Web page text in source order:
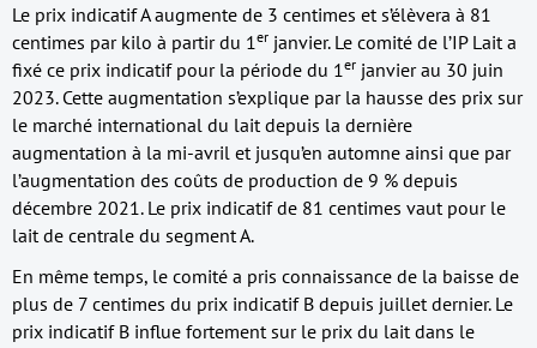
Le prix indicatif A augmente de 3 centimes et s’élèvera à 81
centimes par kilo à partir du 1 er janvier. Le comité de l’IP Lait a
fixé ce prix indicatif pour la période du 1 er janvier au 30 juin
2023. Cette augmentation s’explique par la hausse des prix sur
le marché international du lait depuis la dernière
augmentation à la mi-avril et jusqu’en automne ainsi que par
l’augmentation des coûts de production de 9 % depuis
décembre 2021. Le prix indicatif de 81 centimes vaut pour le
lait de centrale du segment A.
En même temps, le comité a pris connaissance de la baisse de
plus de 7 centimes du prix indicatif B depuis juillet dernier. Le
prix indicatif B influe fortement sur le prix du lait dans le